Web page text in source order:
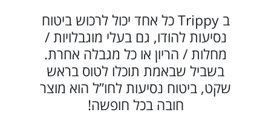
ב Trippy כל אחד יכול לרכוש ביטוח
נסיעות להודו, גם בעלי מוגבלויות /
מחלות / הריון או כל מגבלה אחרת.
בשביל שבאמת תוכלו לטוס בראש
שקט, ביטוח נסיעות לחו”ל הוא מוצר
חובה בכל חופשה!